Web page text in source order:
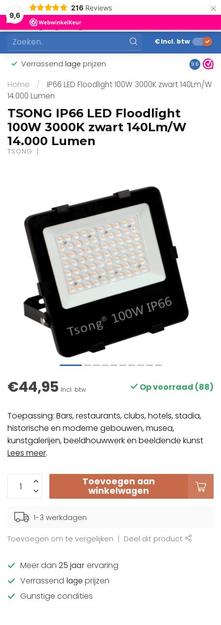
9,6
216 Reviews ×
MENU
0
€Incl. btw
Verrassend lage prijzen 9.6
Home /
IP66 LED Floodlight 100W 3000K zwart 140Lm/W
14.000 Lumen
TSONG IP66 LED Floodlight
100W 3000K zwart 140Lm/W
14.000 Lumen
TSONG
€44,95 Incl. btw Op voorraad (88)
Toepassing: Bars, restaurants, clubs, hotels, stadia,
historische en moderne gebouwen, musea,
kunstgalerijen, beeldhouwwerk en beeldende kunst
Lees meer.
Toevoegen aan
winkelwagen
1-3 werkdagen
Toevoegen om te vergelijken Deel dit product
Meer dan 25 jaarervaring
Verrassend lage prijzen
Gunstige condities